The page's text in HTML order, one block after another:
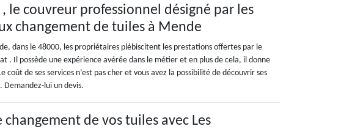
le couvreur professionnel désigné par les
changement de tuiles à Mende
dans le 48000, les propriétaires plébiscitent les prestations offertes par le
. Il possède une expérience avérée dans le métier et en plus de cela, il donne
de ses services n’est pas cher et vous avez la possibilité de découvrir ses
lui un devis.
changement de vos tuiles avec Les